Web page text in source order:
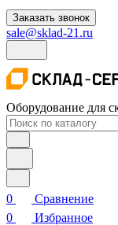
Заказать звонок
sale@sklad-21.ru
Оборудование для
0
Сравнение
0
Избранное